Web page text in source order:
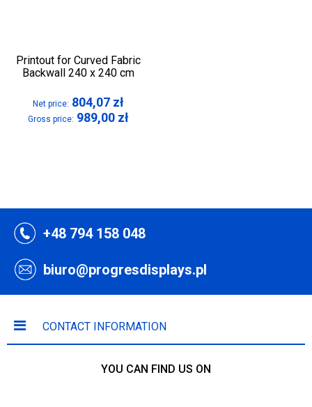
Printout for Curved Fabric
Backwall 240 x 240 cm
Net price: 804,07 zł
Gross price: 989,00 zł
+48 794 158 048
biuro@progresdisplays.pl
CONTACT INFORMATION
YOU CAN FIND US ON